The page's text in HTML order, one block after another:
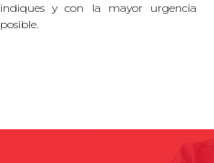
indiques y con la mayor urgencia
posible.